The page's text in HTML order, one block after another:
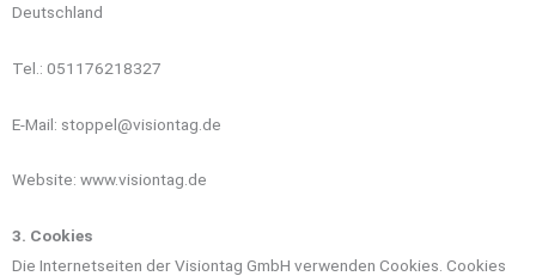
Deutschland
Tel.: 051176218327
E-Mail: stoppel@visiontag.de
Website: www.visiontag.de
3. Cookies
Die Internetseiten der Visiontag GmbH verwenden Cookies. Cookies